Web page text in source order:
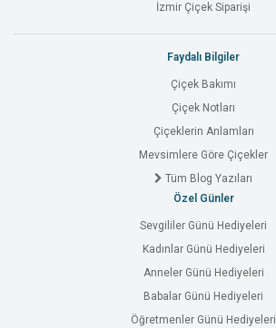
İzmir Çiçek Siparişi
Faydalı Bilgiler
Çiçek Bakımı
Çiçek Notları
Çiçeklerin Anlamları
Mevsimlere Göre Çiçekler
Tüm Blog Yazıları
Özel Günler
Sevgililer Günü Hediyeleri
Kadınlar Günü Hediyeleri
Anneler Günü Hediyeleri
Babalar Günü Hediyeleri
Öğretmenler Günü Hediyeleri